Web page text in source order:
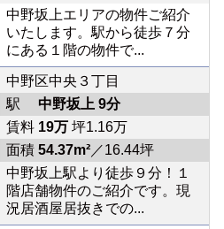
中野坂上エリアの物件ご紹介
いたします。駅から徒歩７分
にある１階の物件で...
中野区中央３丁目
駅 中野坂上 9分
賃料 19万坪1.16万
面積 54.37m²／16.44坪
中野坂上駅より徒歩９分！１
階店舗物件のご紹介です。現
況居酒屋居抜きでの...